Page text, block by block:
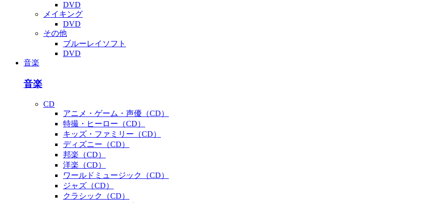
DVD
メイキング
DVD
その他
ブルーレイソフト
DVD
音楽
音楽
CD
アニメ・ゲーム・声優（CD）
特撮・ヒーロー（CD）
キッズ・ファミリー（CD）
ディズニー（CD）
邦楽（CD）
洋楽（CD）
ワールドミュージック（CD）
ジャズ（CD）
クラシック（CD）